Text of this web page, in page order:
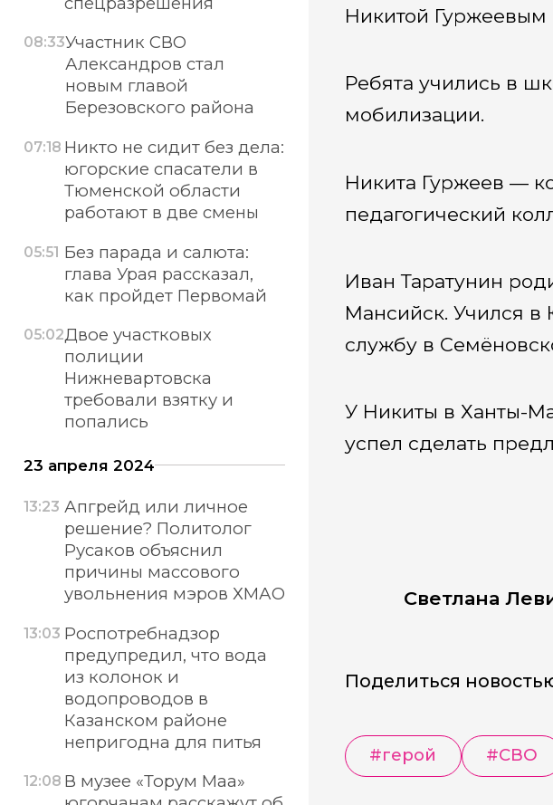
Никитой
Ребята учились в
мобилизации.
Никита Гуржеев —
педагогический
Иван Таратунин
Мансийск. Учился в
службу в
У Никиты в Ханты-
успел сделать
Светлана
Поделиться
#герой #СВО
08:33Участник СВО
Александров стал
новым главой
Березовского района
07:18 Никто не сидит без дела:
югорские спасатели в
Тюменской области
работают в две смены
05:51 Без парада и салюта:
глава Урая рассказал,
как пройдет Первомай
05:02Двое участковых
полиции
Нижневартовска
требовали взятку и
попались
23 апреля 2024
13:23 Апгрейд или личное
решение? Политолог
Русаков объяснил
причины массового
увольнения мэров ХМАО
13:03 Роспотребнадзор
предупредил, что вода
из колонок и
водопроводов в
Казанском районе
непригодна для питья
12:08 В музее «Торум Маа»